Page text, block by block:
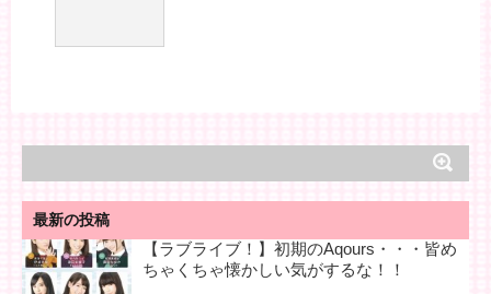
最新の投稿
【ラブライブ！】初期のAqours・・・皆め
ちゃくちゃ懐かしい気がするな！！